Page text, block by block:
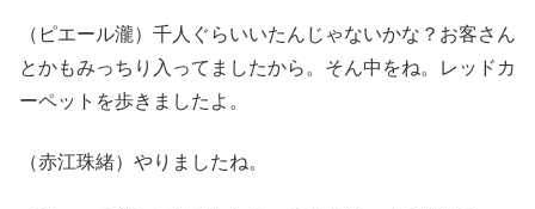
（ピエール瀧）千人ぐらいいたんじゃないかな？お客さん
とかもみっちり入ってましたから。そん中をね。レッドカ
ーペットを歩きましたよ。
（赤江珠緒）やりましたね。